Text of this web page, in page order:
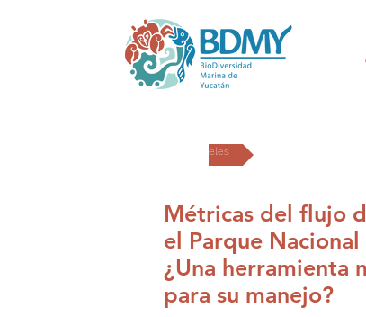
Carteles
Métricas del flujo
el Parque
¿Una herramienta
para su manejo?